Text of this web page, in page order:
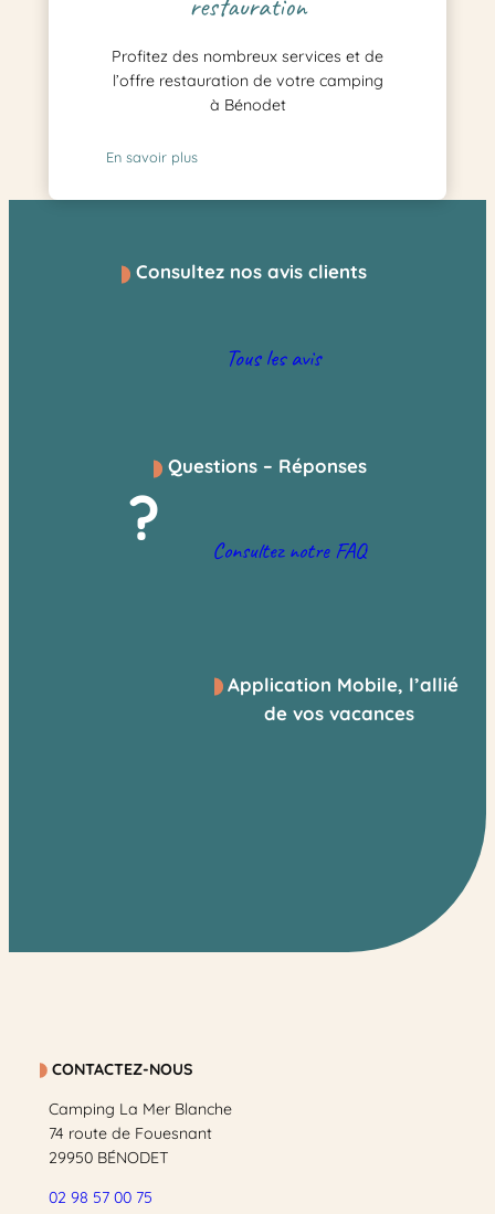
Profitez des nombreux services et de
l’offre restauration de votre camping
à Bénodet
En savoir plus
Application Mobile, l’allié
de vos vacances
?
Questions – Réponses
Consultez notre FAQ
Consultez nos avis clients
Tous les avis
CONTACTEZ-NOUS
Camping La Mer Blanche
74 route de Fouesnant
29950 BÉNODET
02 98 57 00 75